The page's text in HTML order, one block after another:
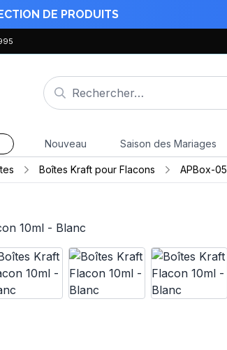
DE PRODUITS
Nouveau Saison des Mariages
Boîtes Kraft pour Flacons APBox-05